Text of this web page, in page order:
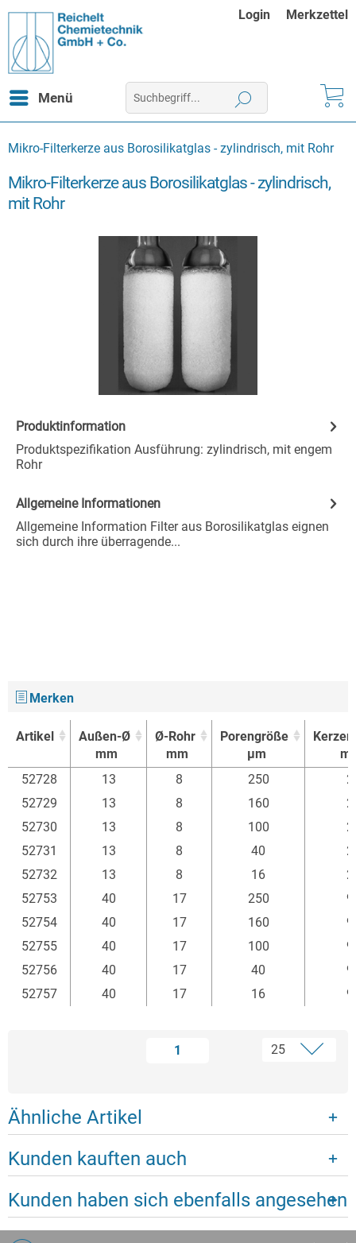
Login Merkzettel
Menü
Mikro-Filterkerze aus Borosilikatglas - zylindrisch, mit Rohr
Mikro-Filterkerze aus Borosilikatglas - zylindrisch,
mit Rohr
Produktinformation
Produktspezifikation Ausführung: zylindrisch, mit engem
Rohr
Allgemeine Informationen
Allgemeine Information Filter aus Borosilikatglas eignen
sich durch ihre überragende...
Merken
Artikel
Außen-Ø
mm
Ø-Rohr
mm
Porengröße
µm
Artikel
Außen-Ø
Ø-Rohr
Porengröße
52728 13 8 250
52729
13 8 160
52730
13 8 100
52731
13 8 40
52732
13 8 16
52753
40 17 250
52754
40 17 160
52755
40 17 100
52756
40 17 40
52757
40 17 16
1
Ähnliche Artikel
Kunden kauften auch
Kunden haben sich ebenfalls angesehen